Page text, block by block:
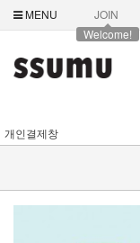
MENU
JOIN
Welcome!
개인결제창